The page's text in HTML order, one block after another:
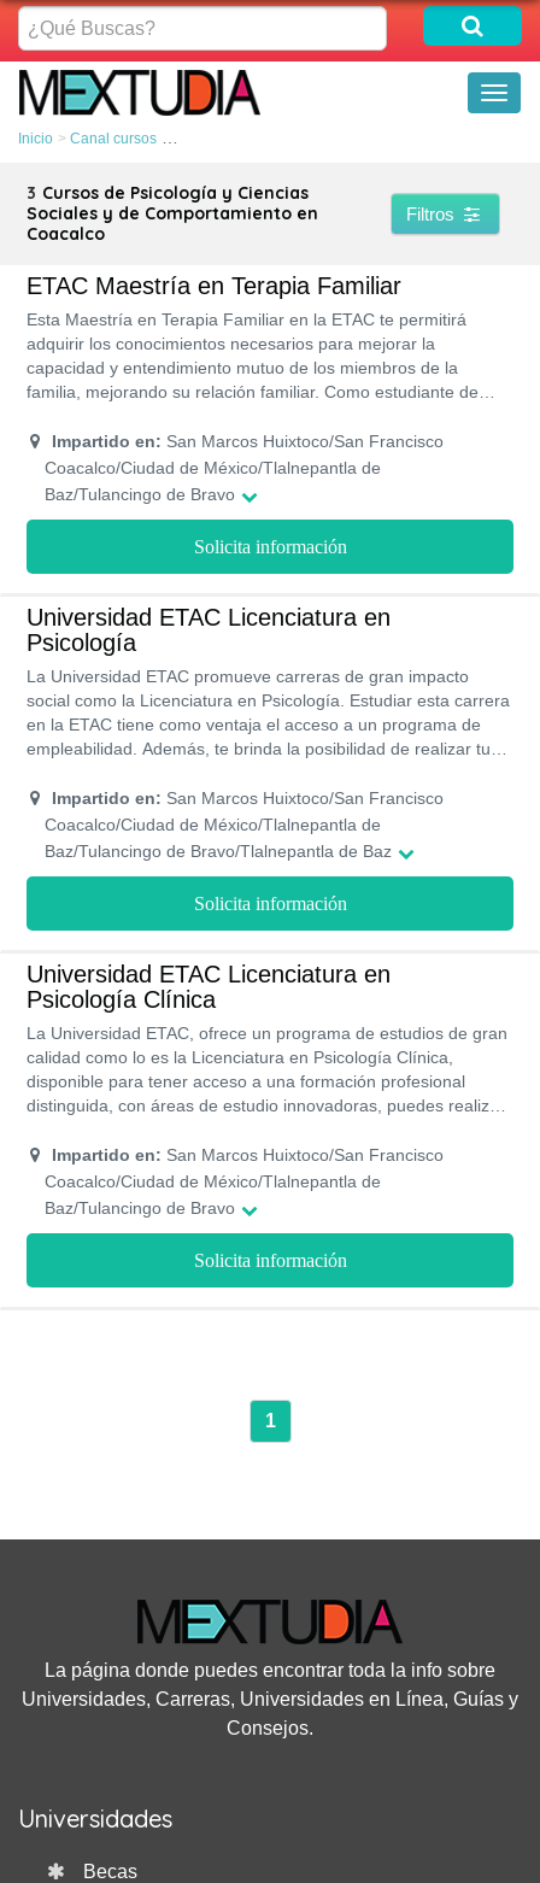
¿Qué
Buscas?
Inicio Canal cursos Psicología y Ciencias Sociales y de Comportamiento
3 Cursos de Psicología y Ciencias
Sociales y de Comportamiento en
Coacalco
Filtros
ETAC Maestría en Terapia Familiar
Esta Maestría en Terapia Familiar en la ETAC te permitirá
adquirir los conocimientos necesarios para mejorar la
capacidad y entendimiento mutuo de los miembros de la
familia, mejorando su relación familiar. Como estudiante de
estudio semipresencial pudiendo trabajar y estudiar al mismo
tiempo, junto a apoyos económicos y la posibilidad de tener tu
titulo un tiempo no mayor a 1 año y 6 meses.
Impartido en: San Marcos Huixtoco/San Francisco
Coacalco/Ciudad de México/Tlalnepantla de
Baz/Tulancingo de Bravo
Solicita información
Universidad ETAC Licenciatura en
Psicología
La Universidad ETAC promueve carreras de gran impacto
social como la Licenciatura en Psicología. Estudiar esta carrera
en la ETAC tiene como ventaja el acceso a un programa de
empleabilidad. Además, te brinda la posibilidad de realizar tus
obtener la titulación en 9 cuatriemestres, recibiendo un plan de
estudios de calidad y profesional. Los costos de cada
cuatrimestre son accesibles por lo que estudiar no será un
Impartido en: San Marcos Huixtoco/San Francisco
Coacalco/Ciudad de México/Tlalnepantla de
Baz/Tulancingo de Bravo/Tlalnepantla de Baz
Solicita información
Universidad ETAC Licenciatura en
Psicología Clínica
La Universidad ETAC, ofrece un programa de estudios de gran
calidad como lo es la Licenciatura en Psicología Clínica,
disponible para tener acceso a una formación profesional
distinguida, con áreas de estudio innovadoras, puedes realizar
permitirán obtener la titulación en 8 semestres, recibiendo un
plan de estudios de calidad y profesional. Los costos de cada
semestre son accesibles por lo que estudiar no será un
Impartido en: San Marcos Huixtoco/San Francisco
Coacalco/Ciudad de México/Tlalnepantla de
Baz/Tulancingo de Bravo
Solicita información
1
La página donde puedes encontrar toda la info sobre
Universidades, Carreras, Universidades en Línea, Guías y
Consejos.
Universidades
Becas